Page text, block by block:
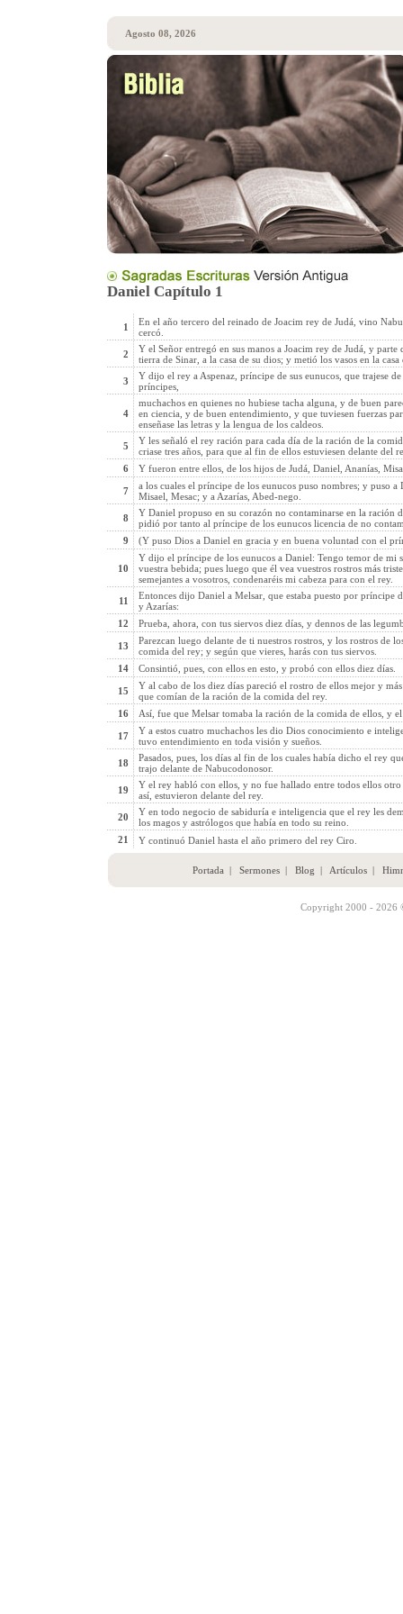
Agosto 08, 2026
Daniel Capítulo 1
1
En el año tercero del reinado de Joacim rey de Judá, vino
cercó.
2
Y el Señor entregó en sus manos a Joacim rey de Judá, y parte
tierra de Sinar, a la casa de su dios; y metió los vasos en la
3
Y dijo el rey a Aspenaz, príncipe de sus eunucos, que trajese
príncipes,
4
muchachos en quienes no hubiese tacha alguna, y de buen
en ciencia, y de buen entendimiento, y que tuviesen fuerzas
enseñase las letras y la lengua de los caldeos.
5
Y les señaló el rey ración para cada día de la ración de la
criase tres años, para que al fin de ellos estuviesen delante del
6
Y fueron entre ellos, de los hijos de Judá, Daniel, Ananías,
7
a los cuales el príncipe de los eunucos puso nombres; y puso a
Misael, Mesac; y a Azarías, Abed-nego.
8
Y Daniel propuso en su corazón no contaminarse en la ración
pidió por tanto al príncipe de los eunucos licencia de no
9
(Y puso Dios a Daniel en gracia y en buena voluntad con el
10
Y dijo el príncipe de los eunucos a Daniel: Tengo temor de mi
vuestra bebida; pues luego que él vea vuestros rostros más
semejantes a vosotros, condenaréis mi cabeza para con el rey.
11
Entonces dijo Daniel a Melsar, que estaba puesto por príncipe
y Azarías:
12
Prueba, ahora, con tus siervos diez días, y dennos de las
13
Parezcan luego delante de ti nuestros rostros, y los rostros de
comida del rey; y según que vieres, harás con tus siervos.
14
Consintió, pues, con ellos en esto, y probó con ellos diez días.
15
Y al cabo de los diez días pareció el rostro de ellos mejor y
que comían de la ración de la comida del rey.
16
Así, fue que Melsar tomaba la ración de la comida de ellos, y
17
Y a estos cuatro muchachos les dio Dios conocimiento e
tuvo entendimiento en toda visión y sueños.
18
Pasados, pues, los días al fin de los cuales había dicho el rey
trajo delante de Nabucodonosor.
19
Y el rey habló con ellos, y no fue hallado entre todos ellos
así, estuvieron delante del rey.
20
Y en todo negocio de sabiduría e inteligencia que el rey les
los magos y astrólogos que había en todo su reino.
21
Y continuó Daniel hasta el año primero del rey Ciro.
Portada | Sermones| Blog | Artículos|
Copyright 2000 - 2026